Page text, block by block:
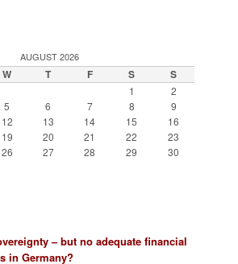
AUGUST 2026
W T F S S
1
2
5 6 7 8
9
12 13 14 15
16
19 20 21 22
23
26 27 28 29
30
– but no adequate financial
in Germany?